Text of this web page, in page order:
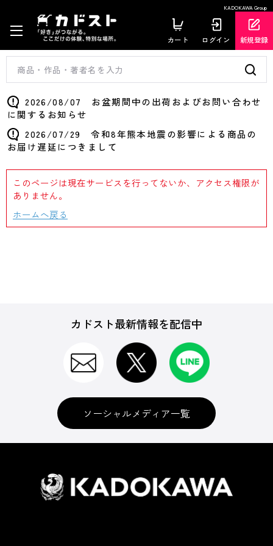
KADOKAWA Group
カート ログイン 新規登録
2026/08/07 お盆期間中の出荷およびお問い合わせ
に関するお知らせ
2026/07/29 令和8年熊本地震の影響による商品の
お届け遅延につきまして
このページは現在サービスを行ってないか、アクセス権限が
ありません。
ホームへ戻る
カドスト最新情報を配信中
ソーシャルメディア一覧